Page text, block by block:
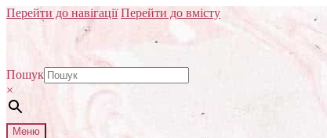
Перейти до навігації Перейти до вмісту
Пошук
×
Меню